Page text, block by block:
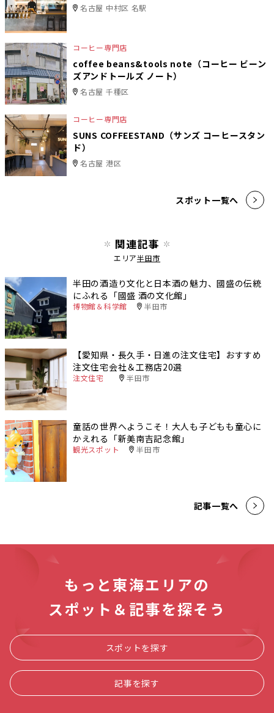
名古屋 中村区 名駅
コーヒー専門店
coffee beans&tools note（コーヒー ビーン
ズアンドトールズ ノート）
名古屋 千種区
コーヒー専門店
SUNS COFFEESTAND（サンズ コーヒースタン
ド）
名古屋 港区
スポット一覧へ
関連記事
エリア半田市
半田の酒造り文化と日本酒の魅力、國盛の伝統
にふれる「國盛 酒の文化館」
博物館＆科学館 半田市
【愛知県・長久手・日進の注文住宅】おすすめ
注文住宅会社＆工務店20選
注文住宅 半田市
童話の世界へようこそ！大人も子どもも童心に
かえれる「新美南吉記念館」
観光スポット 半田市
記事一覧へ
もっと東海エリアの
スポット＆記事を探そう
スポットを探す
記事を探す